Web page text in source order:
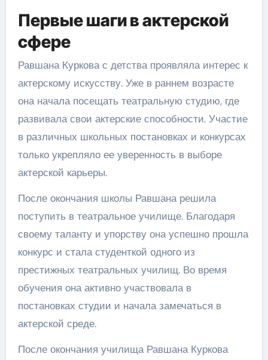
Первые шаги в актерской
сфере
Равшана Куркова с детства проявляла интерес к
актерскому искусству. Уже в раннем возрасте
она начала посещать театральную студию, где
развивала свои актерские способности. Участие
в различных школьных постановках и конкурсах
только укрепляло ее уверенность в выборе
актерской карьеры.
После окончания школы Равшана решила
поступить в театральное училище. Благодаря
своему таланту и упорству она успешно прошла
конкурс и стала студенткой одного из
престижных театральных училищ. Во время
обучения она активно участвовала в
постановках студии и начала замечаться в
актерской среде.
После окончания училища Равшана Куркова